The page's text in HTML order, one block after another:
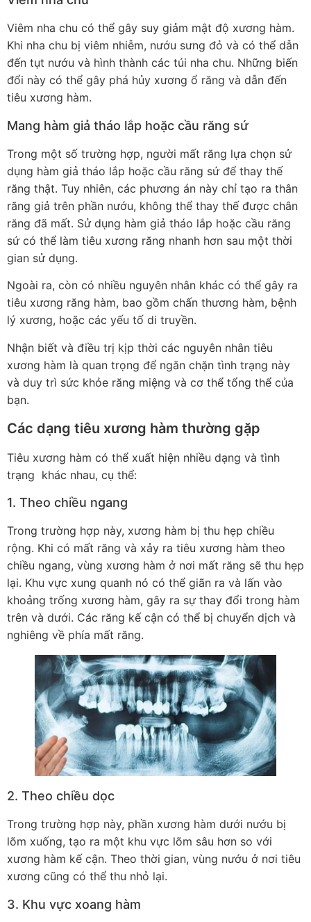
Viêm nha chu có thể gây suy giảm mật độ xương hàm.
Khi nha chu bị viêm nhiễm, nướu sưng đỏ và có thể dẫn
đến tụt nướu và hình thành các túi nha chu. Những biến
đổi này có thể gây phá hủy xương ổ răng và dẫn đến
tiêu xương hàm.
Mang hàm giả tháo lắp hoặc cầu răng sứ
Trong một số trường hợp, người mất răng lựa chọn sử
dụng hàm giả tháo lắp hoặc cầu răng sứ để thay thế
răng thật. Tuy nhiên, các phương án này chỉ tạo ra thân
răng giả trên phần nướu, không thể thay thế được chân
răng đã mất. Sử dụng hàm giả tháo lắp hoặc cầu răng
sứ có thể làm tiêu xương răng nhanh hơn sau một thời
gian sử dụng.
Ngoài ra, còn có nhiều nguyên nhân khác có thể gây ra
tiêu xương răng hàm, bao gồm chấn thương hàm, bệnh
lý xương, hoặc các yếu tố di truyền.
Nhận biết và điều trị kịp thời các nguyên nhân tiêu
xương hàm là quan trọng để ngăn chặn tình trạng này
và duy trì sức khỏe răng miệng và cơ thể tổng thể của
bạn.
Các dạng tiêu xương hàm thường gặp
Tiêu xương hàm có thể xuất hiện nhiều dạng và tình
trạng khác nhau, cụ thể:
1. Theo chiều ngang
Trong trường hợp này, xương hàm bị thu hẹp chiều
rộng. Khi có mất răng và xảy ra tiêu xương hàm theo
chiều ngang, vùng xương hàm ở nơi mất răng sẽ thu hẹp
lại. Khu vực xung quanh nó có thể giãn ra và lấn vào
khoảng trống xương hàm, gây ra sự thay đổi trong hàm
trên và dưới. Các răng kế cận có thể bị chuyển dịch và
nghiêng về phía mất răng.
2. Theo chiều dọc
Trong trường hợp này, phần xương hàm dưới nướu bị
lõm xuống, tạo ra một khu vực lõm sâu hơn so với
xương hàm kế cận. Theo thời gian, vùng nướu ở nơi tiêu
xương cũng có thể thu nhỏ lại.
3. Khu vực xoang hàm